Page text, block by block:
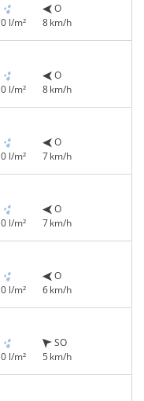
0 l/m²
O
8 km/h
0 l/m²
O
8 km/h
0 l/m²
O
7 km/h
0 l/m²
O
7 km/h
0 l/m²
O
6 km/h
0 l/m²
SO
5 km/h